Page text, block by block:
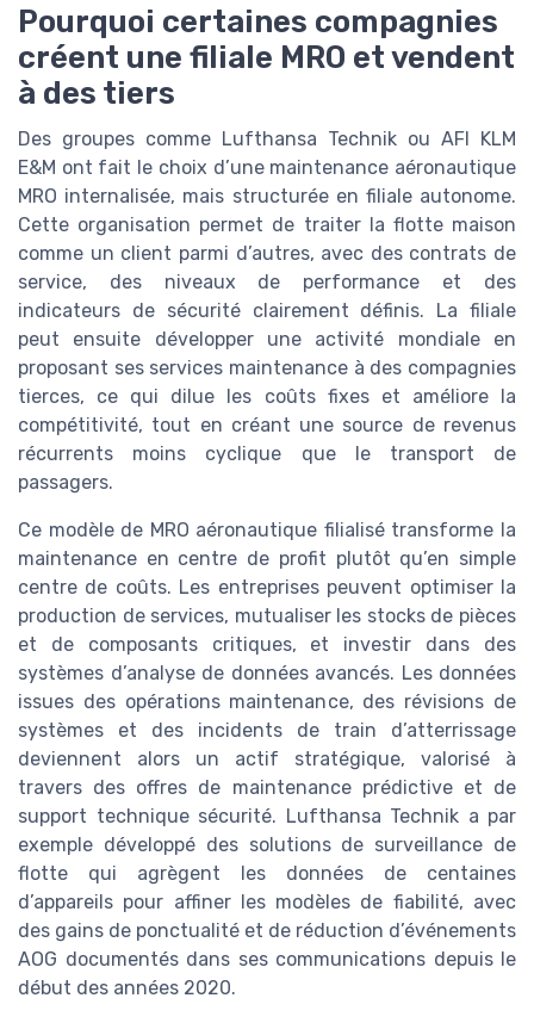
Pourquoi certaines compagnies
créent une filiale MRO et vendent
à des tiers
Des groupes comme Lufthansa Technik ou AFI KLM
E&M ont fait le choix d’une maintenance aéronautique
MRO internalisée, mais structurée en filiale autonome.
Cette organisation permet de traiter la flotte maison
comme un client parmi d’autres, avec des contrats de
service, des niveaux de performance et des
indicateurs de sécurité clairement définis. La filiale
peut ensuite développer une activité mondiale en
proposant ses services maintenance à des compagnies
tierces, ce qui dilue les coûts fixes et améliore la
compétitivité, tout en créant une source de revenus
récurrents moins cyclique que le transport de
passagers.
Ce modèle de MRO aéronautique filialisé transforme la
maintenance en centre de profit plutôt qu’en simple
centre de coûts. Les entreprises peuvent optimiser la
production de services, mutualiser les stocks de pièces
et de composants critiques, et investir dans des
systèmes d’analyse de données avancés. Les données
issues des opérations maintenance, des révisions de
systèmes et des incidents de train d’atterrissage
deviennent alors un actif stratégique, valorisé à
travers des offres de maintenance prédictive et de
support technique sécurité. Lufthansa Technik a par
exemple développé des solutions de surveillance de
flotte qui agrègent les données de centaines
d’appareils pour affiner les modèles de fiabilité, avec
des gains de ponctualité et de réduction d’événements
AOG documentés dans ses communications depuis le
début des années 2020.